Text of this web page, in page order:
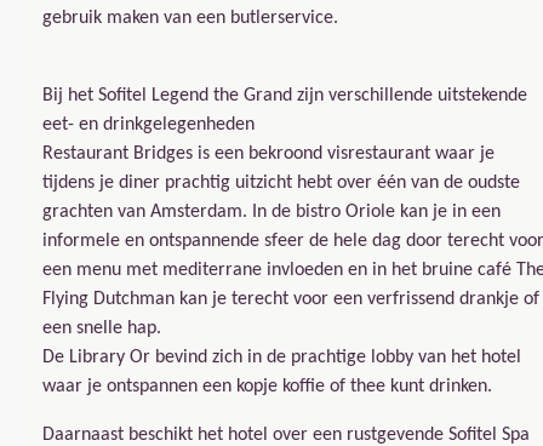
gebruik maken van een butlerservice.
Bij het Sofitel Legend the Grand zijn verschillende uitstekende
eet- en drinkgelegenheden
Restaurant Bridges is een bekroond visrestaurant waar je
tijdens je diner prachtig uitzicht hebt over één van de oudste
grachten van Amsterdam. In de bistro Oriole kan je in een
informele en ontspannende sfeer de hele dag door terecht voor
een menu met mediterrane invloeden en in het bruine café
Flying Dutchman kan je terecht voor een verfrissend drankje of
een snelle hap.
De Library Or bevind zich in de prachtige lobby van het hotel
waar je ontspannen een kopje koffie of thee kunt drinken.
Daarnaast beschikt het hotel over een rustgevende Sofitel Spa